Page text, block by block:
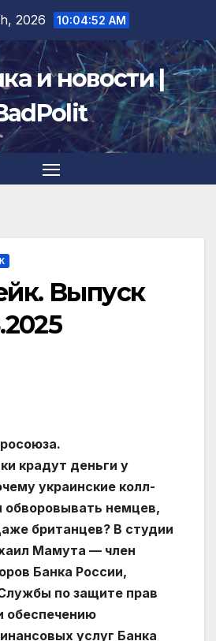
2026 10:04:53 AM
и новости |
Выпуск
крадут деньги у
украинские колл-
немцев,
британцев? В студии
Мамута — член
Банка России,
по защите прав
обеспечению
услуг Банка